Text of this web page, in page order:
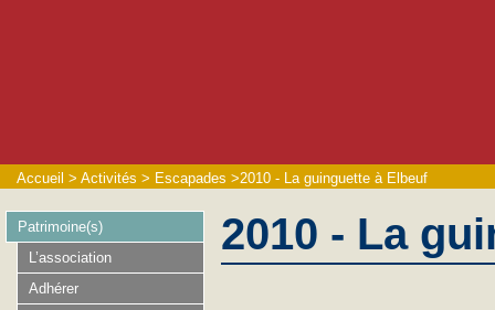
Accueil > Activités > Escapades >2010 - La guinguette à Elbeuf
2010 - La
Patrimoine(s)
L’association
Adhérer